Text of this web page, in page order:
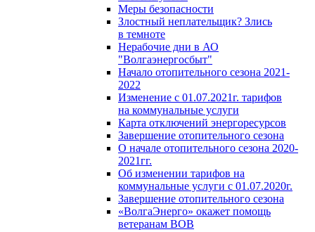
Меры безопасности
Злостный неплательщик? Злись
в темноте
Нерабочие дни в АО
"Волгаэнергосбыт"
Начало отопительного сезона 2021-
2022
Изменение с 01.07.2021г. тарифов
на коммунальные услуги
Карта отключений энергоресурсов
Завершение отопительного сезона
О начале отопительного сезона 2020-
2021гг.
Об изменении тарифов на
коммунальные услуги с 01.07.2020г.
Завершение отопительного сезона
«ВолгаЭнерго» окажет помощь
ветеранам ВОВ